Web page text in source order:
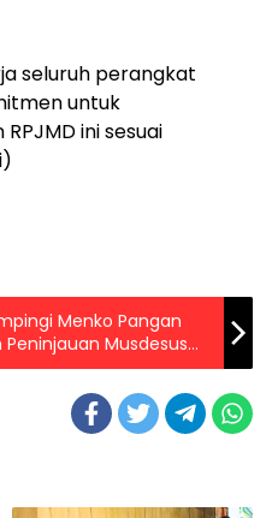
seluruh perangkat
untuk
ini sesuai
Menko Pangan
Musdesus
Merah Putih Tambak